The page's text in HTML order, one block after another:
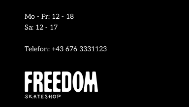
Mo - Fr: 12 - 18
Sa: 12 - 17
Telefon: +43 676 3331123